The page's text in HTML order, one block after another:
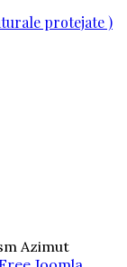
protejate )
Azimut